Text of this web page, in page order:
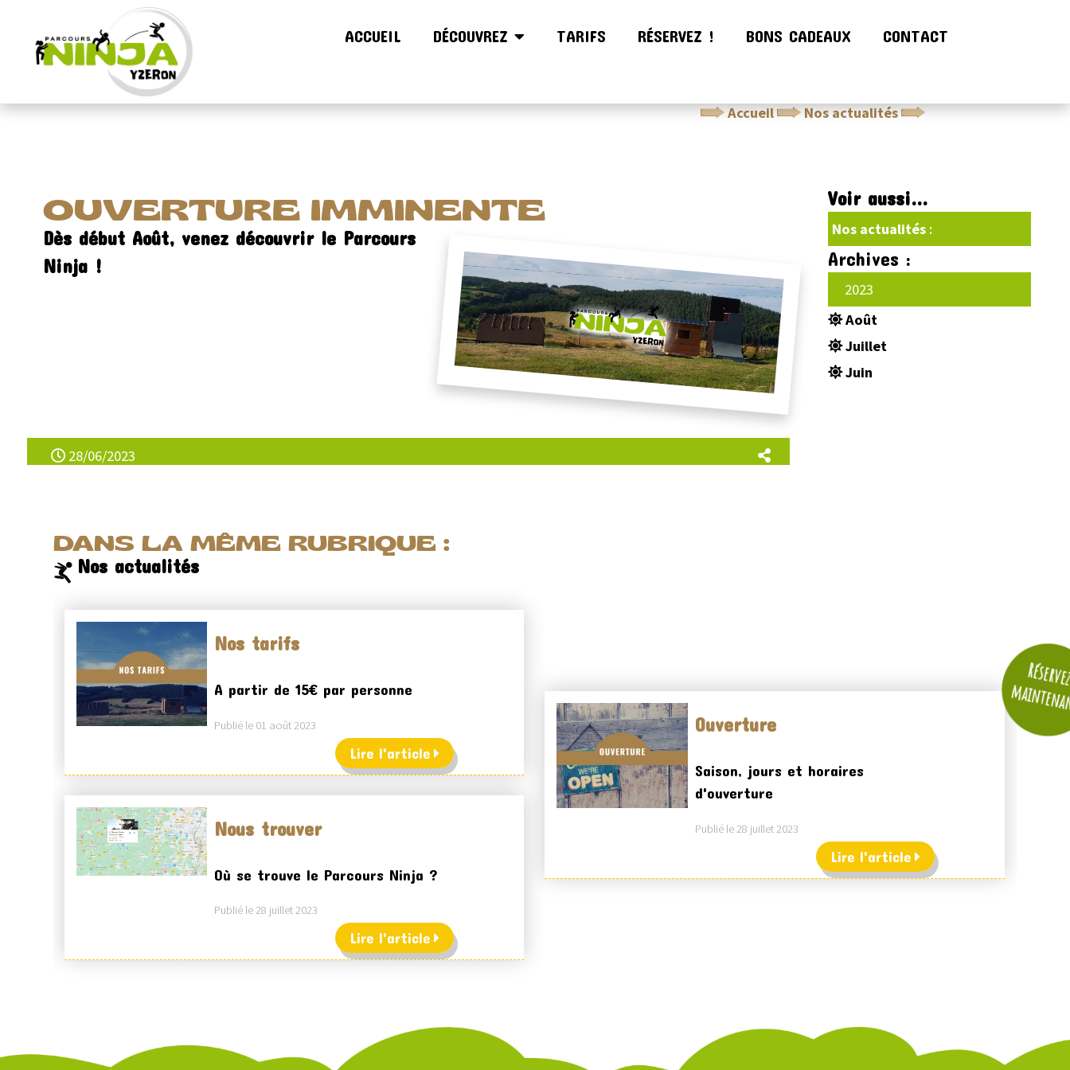
ACCUEIL DÉCOUVREZ TARIFS RÉSERVEZ ! BONS CADEAUX CONTACT
Accueil Nos actualités Ouverture imminente
OUVERTURE IMMINENTE
Dès début Août, venez découvrir le Parcours
Ninja !
28/06/2023
Voir aussi...
Nos actualités :
Archives :
2023
Août
Juillet
Juin
DANS LA MÊME RUBRIQUE :
Nos actualités
Nos tarifs
A partir de 15€ par personne
Publié le 01 août 2023
Lire l'article
Nous trouver
Où se trouve le Parcours Ninja ?
Publié le 28 juillet 2023
Lire l'article
Ouverture
Saison, jours et horaires
d'ouverture
Publié le 28 juillet 2023
Lire l'article